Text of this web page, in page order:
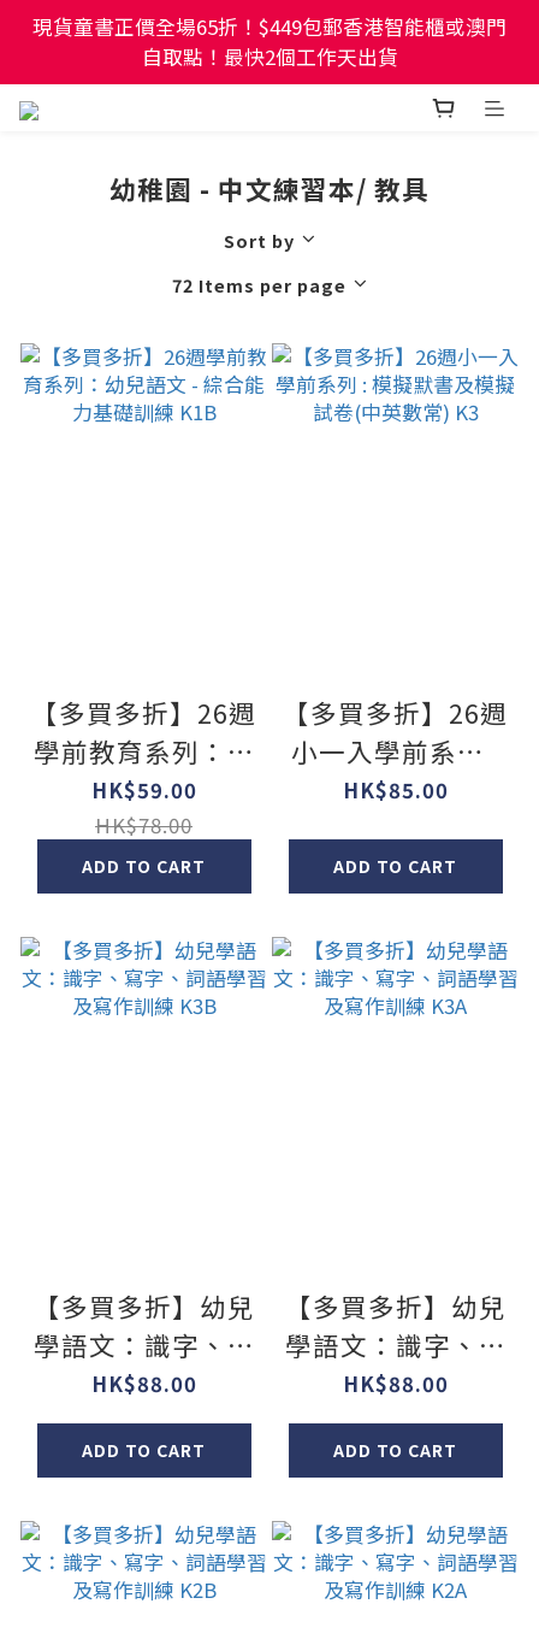
現貨童書正價全場65折！$449包郵香港智能櫃或澳門
自取點！最快2個工作天出貨
現貨童書正價全場65折！$449包郵香港智能櫃或澳門
自取點！最快2個工作天出貨
幼稚園及小學試卷/練習📚任選3件85折🌟5件75折
現貨童書正價全場65折！$449包郵香港智能櫃或澳門
幼稚園 - 中文練習本/ 教具
Sort by
72 Items per page
【多買多折】26週
學前教育系列：幼
兒語文 - 綜合能力
基礎訓練 K1B
HK$59.00
HK$78.00
ADD TO CART
【多買多折】26週
小一入學前系列 :
模擬默書及模擬試
HK$85.00
ADD TO CART
【多買多折】幼兒
學語文：識字、寫
字、詞語學習及寫
作訓練 K3B
HK$88.00
ADD TO CART
【多買多折】幼兒
學語文：識字、寫
字、詞語學習及寫
作訓練 K3A
HK$88.00
ADD TO CART